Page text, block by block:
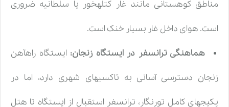
مناطق کوهستانی مانند غار کتلهخور یا سلطانیه ضروری
است. هوای داخل غار بسیار خنک است.
هماهنگی ترانسفر در ایستگاه زنجان: ایستگاه راهآهن
زنجان دسترسی آسانی به تاکسیهای شهری دارد، اما در
پکیجهای کامل تورنگار، ترانسفر استقبال از ایستگاه تا هتل